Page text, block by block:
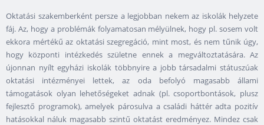
Oktatási szakemberként persze a legjobban nekem az iskolák helyzete
fáj. Az, hogy a problémák folyamatosan mélyülnek, hogy pl. sosem volt
ekkora mértékű az oktatási szegregáció, mint most, és nem tűnik úgy,
hogy központi intézkedés születne ennek a megváltoztatására. Az
újonnan nyílt egyházi iskolák többnyire a jobb társadalmi státuszúak
oktatási intézményei lettek, az oda befolyó magasabb állami
támogatások olyan lehetőségeket adnak (pl. csoportbontások, plusz
fejlesztő programok), amelyek párosulva a családi háttér adta pozitív
hatásokkal náluk magasabb szintű oktatást eredményez. Mindez csak